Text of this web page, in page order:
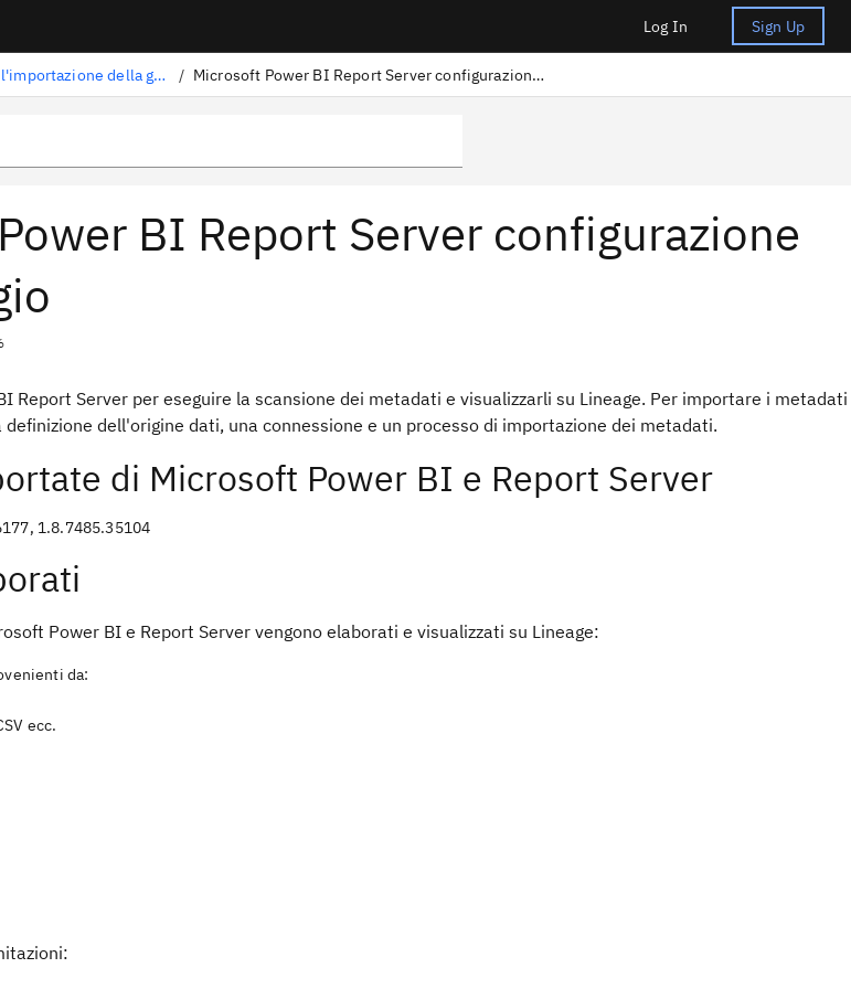
Log In Sign Up
Connettori supportati per l'importazione della genealogia / Microsoft Power BI Report Server configurazione del lignaggio
BI Report Server configurazione
Report Server per eseguire la scansione dei metadati e visualizzarli su Lineage. Per importare i metadati
definizione dell'origine dati, una connessione e un processo di importazione dei metadati.
di Microsoft Power BI e Report Server
1.8.7485.35104
Power BI e Report Server vengono elaborati e visualizzati su Lineage:
da:
ecc.